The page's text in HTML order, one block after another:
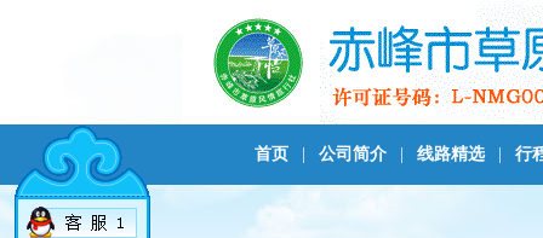
首页 公司简介 线路精选 行